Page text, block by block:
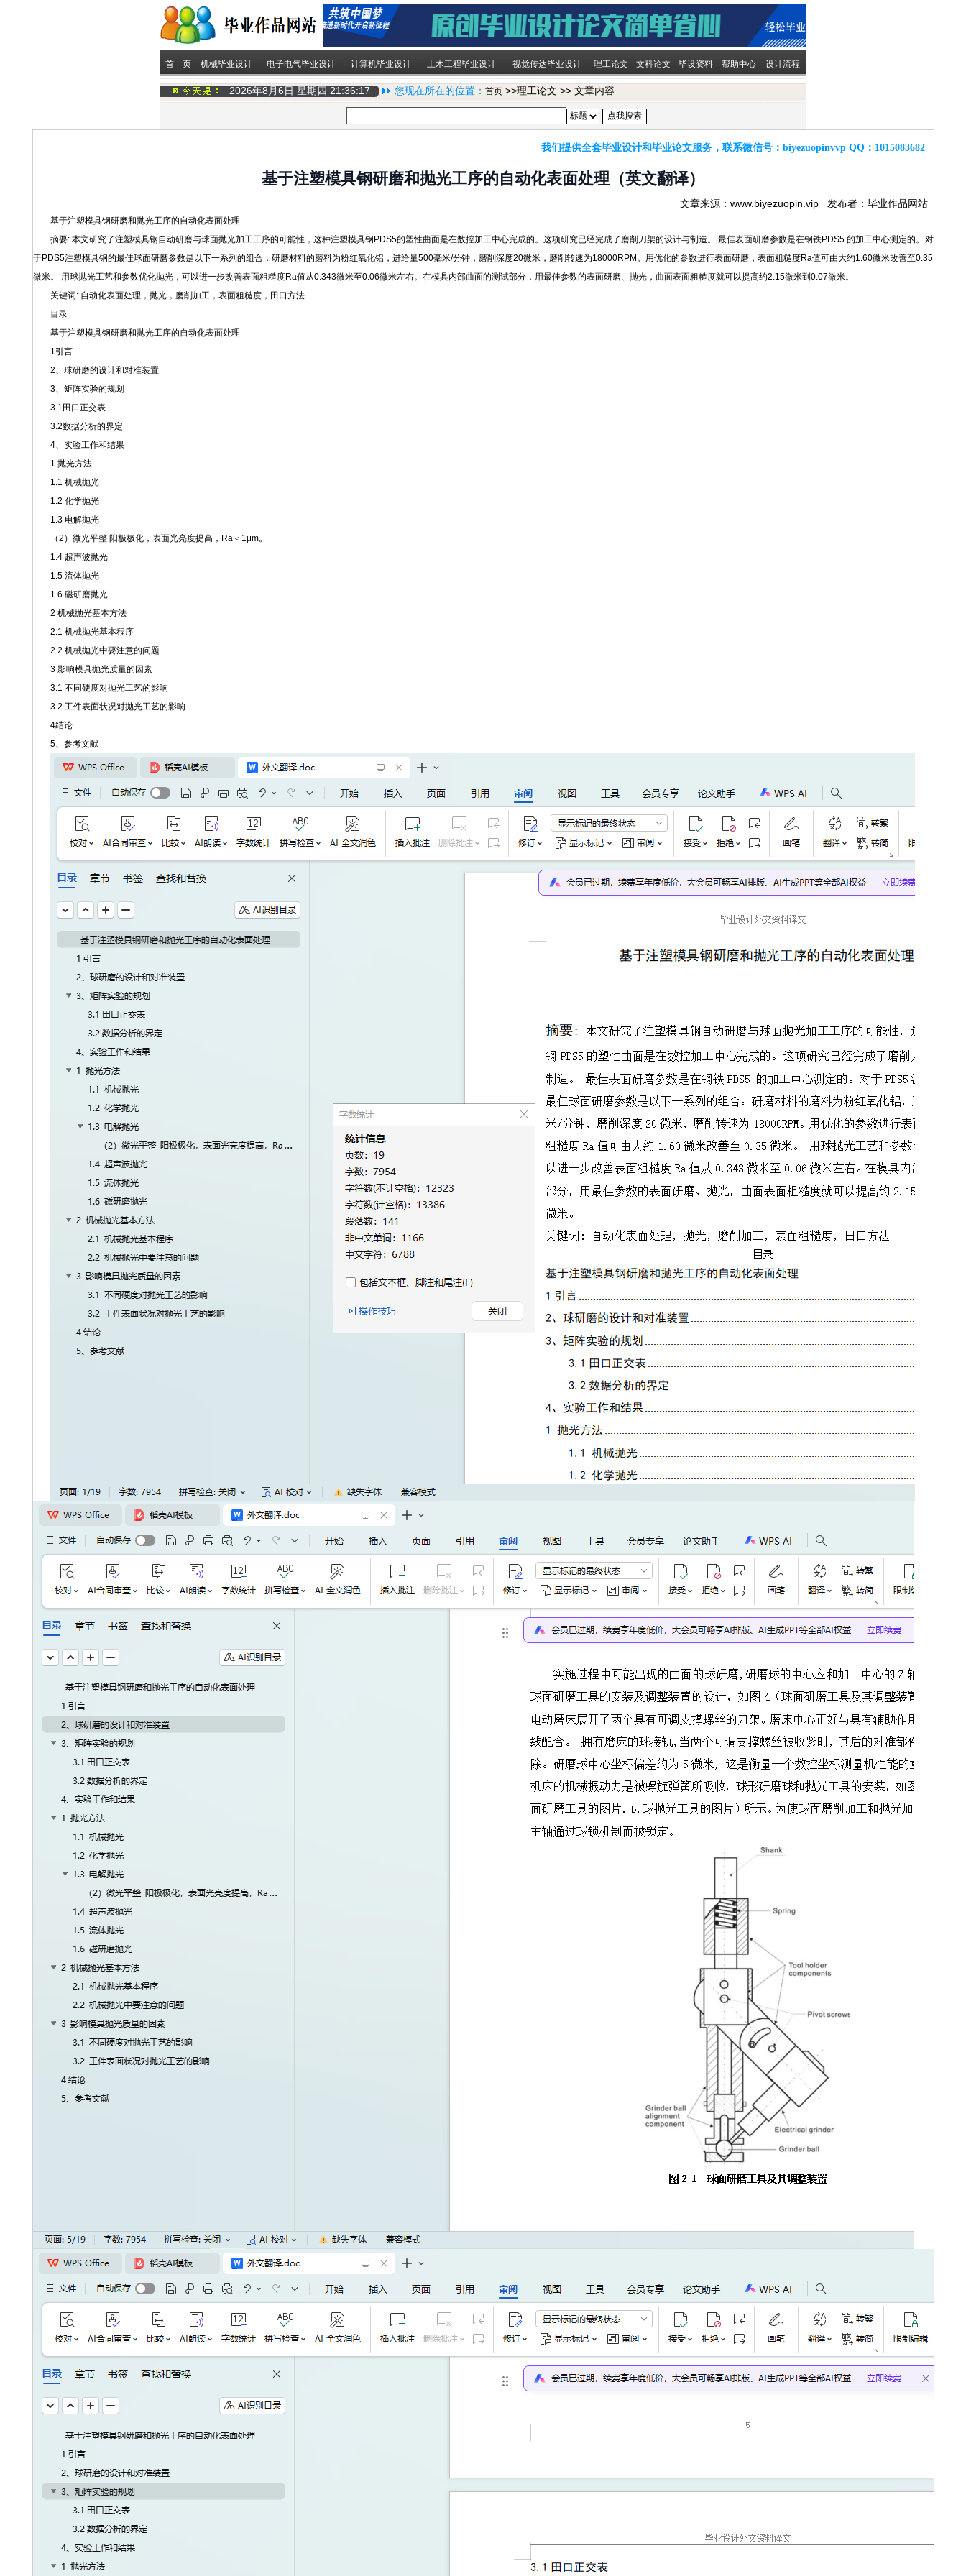
首 页 机械毕业设计 电子电气毕业设计 计算机毕业设计 土木工程毕业设计 视觉传达毕业设计 理工论文 文科论文 毕设资料 帮助中心 设计流程
2026年8月6日 星期四 21:36:18 您现在所在的位置： 首页 >>理工论文 >> 文章内容
我们提供全套毕业设计和毕业论文服务，联系微信号： biyezuopinvvp QQ： 1015083682
基于注塑模具钢研磨和抛光工序的自动化表面处理（英文翻译）
文章来源：www.biyezuopin.vip 发布者：毕业作品网站
基于注塑模具钢研磨和抛光工序的自动化表面处理
摘要: 本文研究了注塑模具钢自动研磨与球面抛光加工工序的可能性，这种注塑模具钢PDS5的塑性曲面是在数控加工中心完成的。这项研究已经完成了磨削刀架的设计与制造。 最佳表面研磨参数是在钢铁PDS5 的加工中心测定的。对
于PDS5注塑模具钢的最佳球面研磨参数是以下一系列的组合：研磨材料的磨料为粉红氧化铝，进给量500毫米/分钟，磨削深度20微米，磨削转速为18000RPM。用优化的参数进行表面研磨，表面粗糙度Ra值可由大约1.60微米改善至0.35
微米。 用球抛光工艺和参数优化抛光，可以进一步改善表面粗糙度Ra值从0.343微米至0.06微米左右。在模具内部曲面的测试部分，用最佳参数的表面研磨、抛光，曲面表面粗糙度就可以提高约2.15微米到0.07微米。
关键词: 自动化表面处理，抛光，磨削加工，表面粗糙度，田口方法
目录
基于注塑模具钢研磨和抛光工序的自动化表面处理
1引言
2、球研磨的设计和对准装置
3、矩阵实验的规划
3.1田口正交表
3.2数据分析的界定
4、实验工作和结果
1 抛光方法
1.1 机械抛光
1.2 化学抛光
1.3 电解抛光
（2）微光平整 阳极极化，表面光亮度提高，Ra＜1μm。
1.4 超声波抛光
1.5 流体抛光
1.6 磁研磨抛光
2 机械抛光基本方法
2.1 机械抛光基本程序
2.2 机械抛光中要注意的问题
3 影响模具抛光质量的因素
3.1 不同硬度对抛光工艺的影响
3.2 工件表面状况对抛光工艺的影响
4结论
5、参考文献